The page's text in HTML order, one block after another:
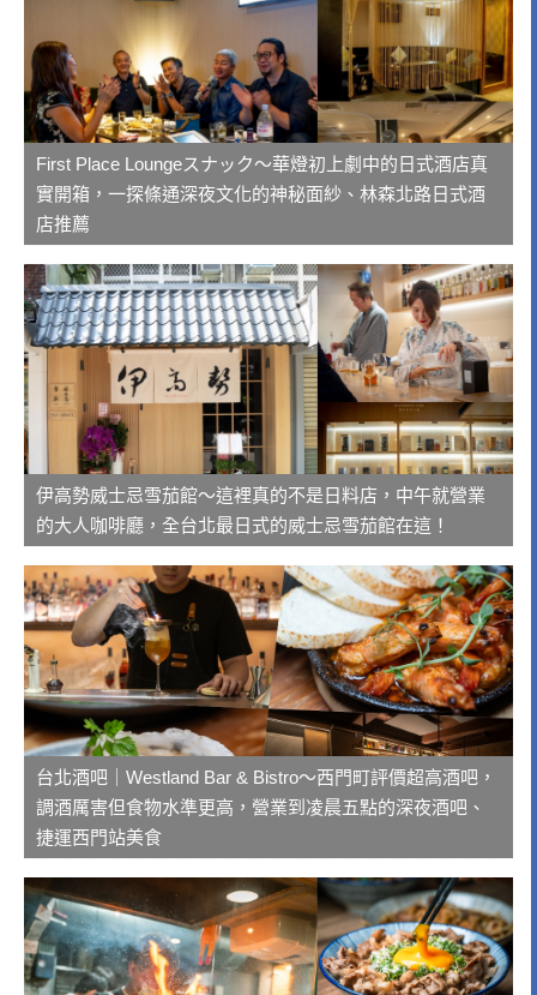
First Place Loungeスナック～華燈初上劇中的日式酒店真
實開箱，一探條通深夜文化的神秘面紗、林森北路日式酒
店推薦
伊高勢威士忌雪茄館～這裡真的不是日料店，中午就營業
的大人咖啡廳，全台北最日式的威士忌雪茄館在這！
台北酒吧｜Westland Bar & Bistro～西門町評價超高酒吧，
調酒厲害但食物水準更高，營業到凌晨五點的深夜酒吧、
捷運西門站美食